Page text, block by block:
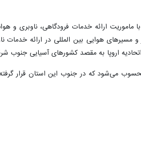
بین المللی شهید مدنی تبریز در شمالغرب شهرستان تبریز و در سال ۱۳۲۹
هوایی بین المللی در ارائه خدمات
شرقی محسوب می‌شود که در جنوب این استان